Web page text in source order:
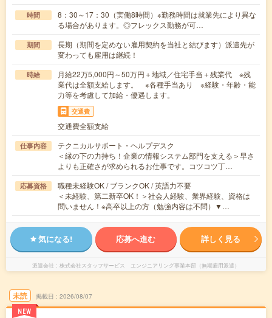
時間
8：30～17：30（実働8時間）※勤務時間は就業先により異な
る場合があります。◎フレックス勤務が可…
期間
長期（期間を定めない雇用契約を当社と結びます）派遣先が
変わっても雇用は継続！
時給
月給22万5,000円～50万円＋地域／住宅手当＋残業代 ※残
業代は全額支給します。 ※各種手当あり ※経験・年齢・能
力等を考慮して加給・優遇します。
交通費
交通費全額支給
仕事内容
テクニカルサポート・ヘルプデスク
＜縁の下の力持ち！企業の情報システム部門を支える＞早さ
よりも正確さが求められるお仕事です。コツコツ丁…
応募資格
職種未経験OK / ブランクOK / 英語力不要
＜未経験、第二新卒OK！＞社会人経験、業界経験、資格は
問いません！※高卒以上の方（勉強内容は不問）▼…
気になる! 応募へ進む 詳しく見る
派遣会社 株式会社スタッフサービス エンジニアリング事業本部（無期雇用派遣）
未読
NEW
掲載日 2026/08/07